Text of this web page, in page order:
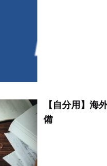
【自分用】海
備